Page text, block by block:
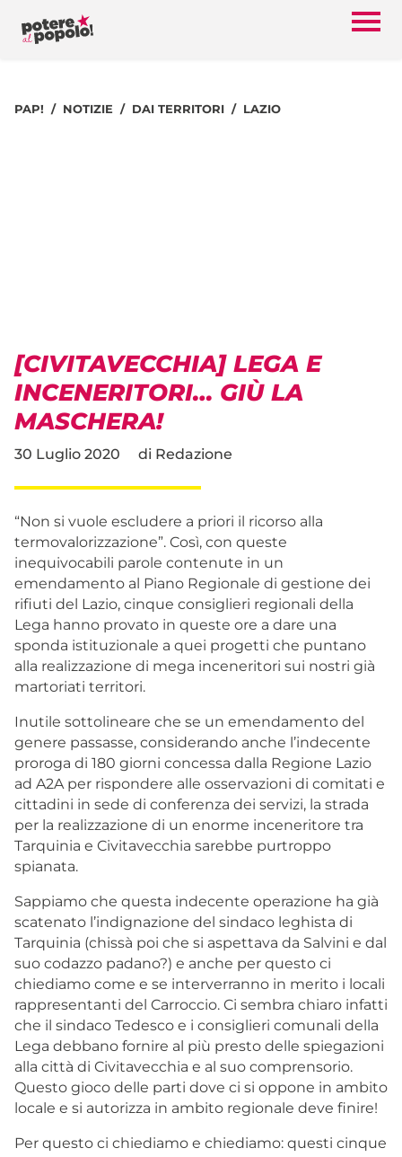
PAP! NOTIZIE DAI TERRITORI LAZIO
[CIVITAVECCHIA] LEGA E
INCENERITORI… GIÙ LA
MASCHERA!
30 Luglio 2020 di Redazione
“Non si vuole escludere a priori il ricorso alla
termovalorizzazione”. Così, con queste
inequivocabili parole contenute in un
emendamento al Piano Regionale di gestione dei
rifiuti del Lazio, cinque consiglieri regionali della
Lega hanno provato in queste ore a dare una
sponda istituzionale a quei progetti che puntano
alla realizzazione di mega inceneritori sui nostri già
martoriati territori.
Inutile sottolineare che se un emendamento del
genere passasse, considerando anche l’indecente
proroga di 180 giorni concessa dalla Regione Lazio
ad A2A per rispondere alle osservazioni di comitati e
cittadini in sede di conferenza dei servizi, la strada
per la realizzazione di un enorme inceneritore tra
Tarquinia e Civitavecchia sarebbe purtroppo
spianata.
Sappiamo che questa indecente operazione ha già
scatenato l’indignazione del sindaco leghista di
Tarquinia (chissà poi che si aspettava da Salvini e dal
suo codazzo padano?) e anche per questo ci
chiediamo come e se interverranno in merito i locali
rappresentanti del Carroccio. Ci sembra chiaro infatti
che il sindaco Tedesco e i consiglieri comunali della
Lega debbano fornire al più presto delle spiegazioni
alla città di Civitavecchia e al suo comprensorio.
Questo gioco delle parti dove ci si oppone in ambito
locale e si autorizza in ambito regionale deve finire!
Per questo ci chiediamo e chiediamo: questi cinque